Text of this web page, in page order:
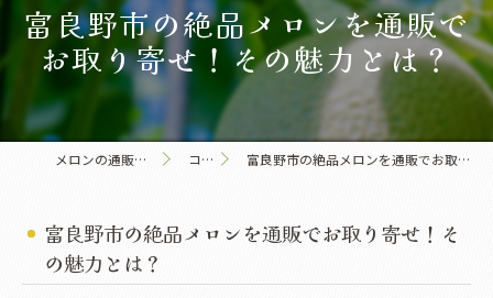
富良野市の絶品メロンを通販で
お取り寄せ！その魅力とは？
メロンの通販なら守田農園 コラム 富良野市の絶品メロンを通販でお取り寄せ！その魅力とは？
富良野市の絶品メロンを通販でお取り寄せ！そ
の魅力とは？